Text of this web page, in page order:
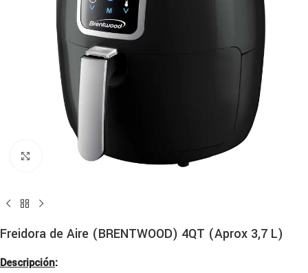
Haga clic para ampliar
Freidora de Aire (BRENTWOOD) 4QT (Aprox 3,7 L)
Descripción: